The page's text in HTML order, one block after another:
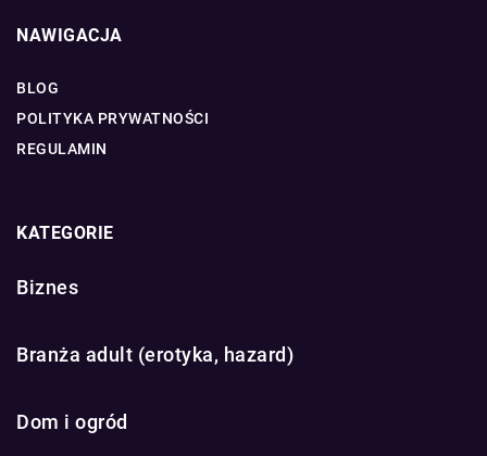
NAWIGACJA
BLOG
POLITYKA PRYWATNOŚCI
REGULAMIN
KATEGORIE
Biznes
Branża adult (erotyka, hazard)
Dom i ogród